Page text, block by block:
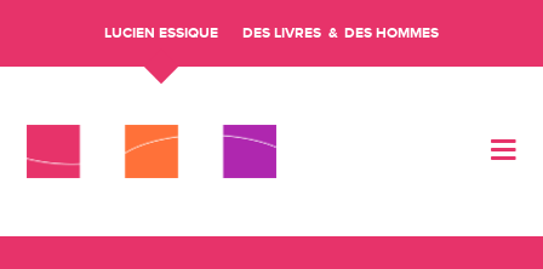
LUCIEN ESSIQUE DES LIVRES DES HOMMES